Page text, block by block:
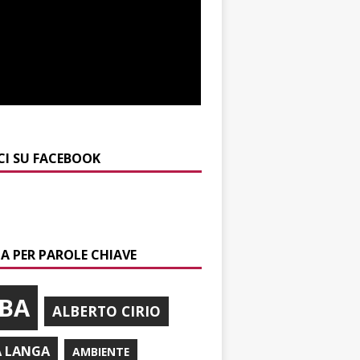
SU FACEBOOK
PER PAROLE CHIAVE
ALBERTO CIRIO
LANGA AMBIENTE